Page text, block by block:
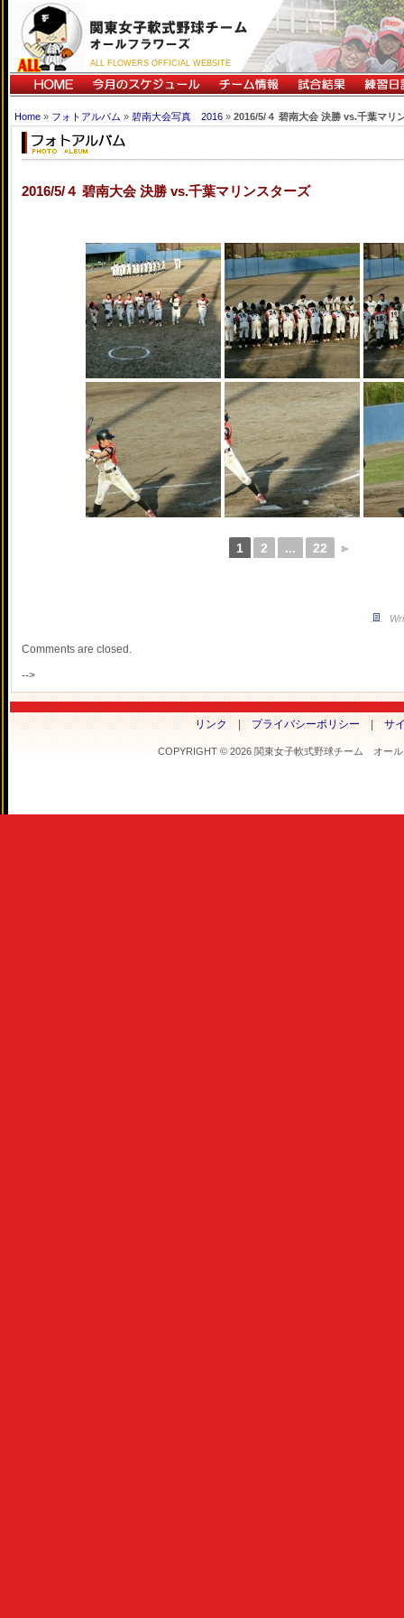
ALL FLOWERS OFFICIAL WEBSITE
Home » フォトアルバム » 碧南大会写真 2016 » 2016/5/４ 碧南大会 決勝 vs.千葉マリ
2016/5/４ 碧南大会 決勝 vs.千葉マリンスターズ
1 2 ... 22 ►
Comments are closed.
-->
リンク|プライバシーポリシー|サ
COPYRIGHT © 2026 関東女子軟式野球チーム オー